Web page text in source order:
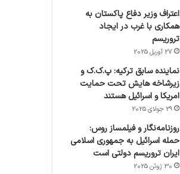
اعتراف وزیر دفاع پاکستان به
همکاری با غرب در ایجاد
تروریسم
27 آوریل 2025
نماینده سابق ترکیه: پ.ک.ک و
زیرشاخه هایش تحت حمایت
امریکا و اسرائیل هستند
29 جولای 2025
روزنامه‌نگار و فیلمساز روس:
حمله اسرائیل به جمهوری اسلامی
ایران تروریسم دولتی است
30 ژوئن 2025